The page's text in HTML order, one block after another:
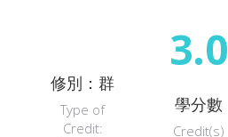
修別：群
Type of
Credit:
3.0
學分數
Credit(s)